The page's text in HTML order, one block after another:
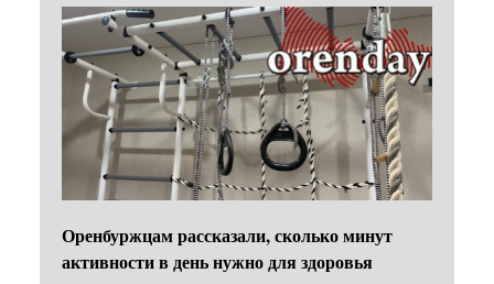
Оренбуржцам рассказали, сколько минут
активности в день нужно для здоровья